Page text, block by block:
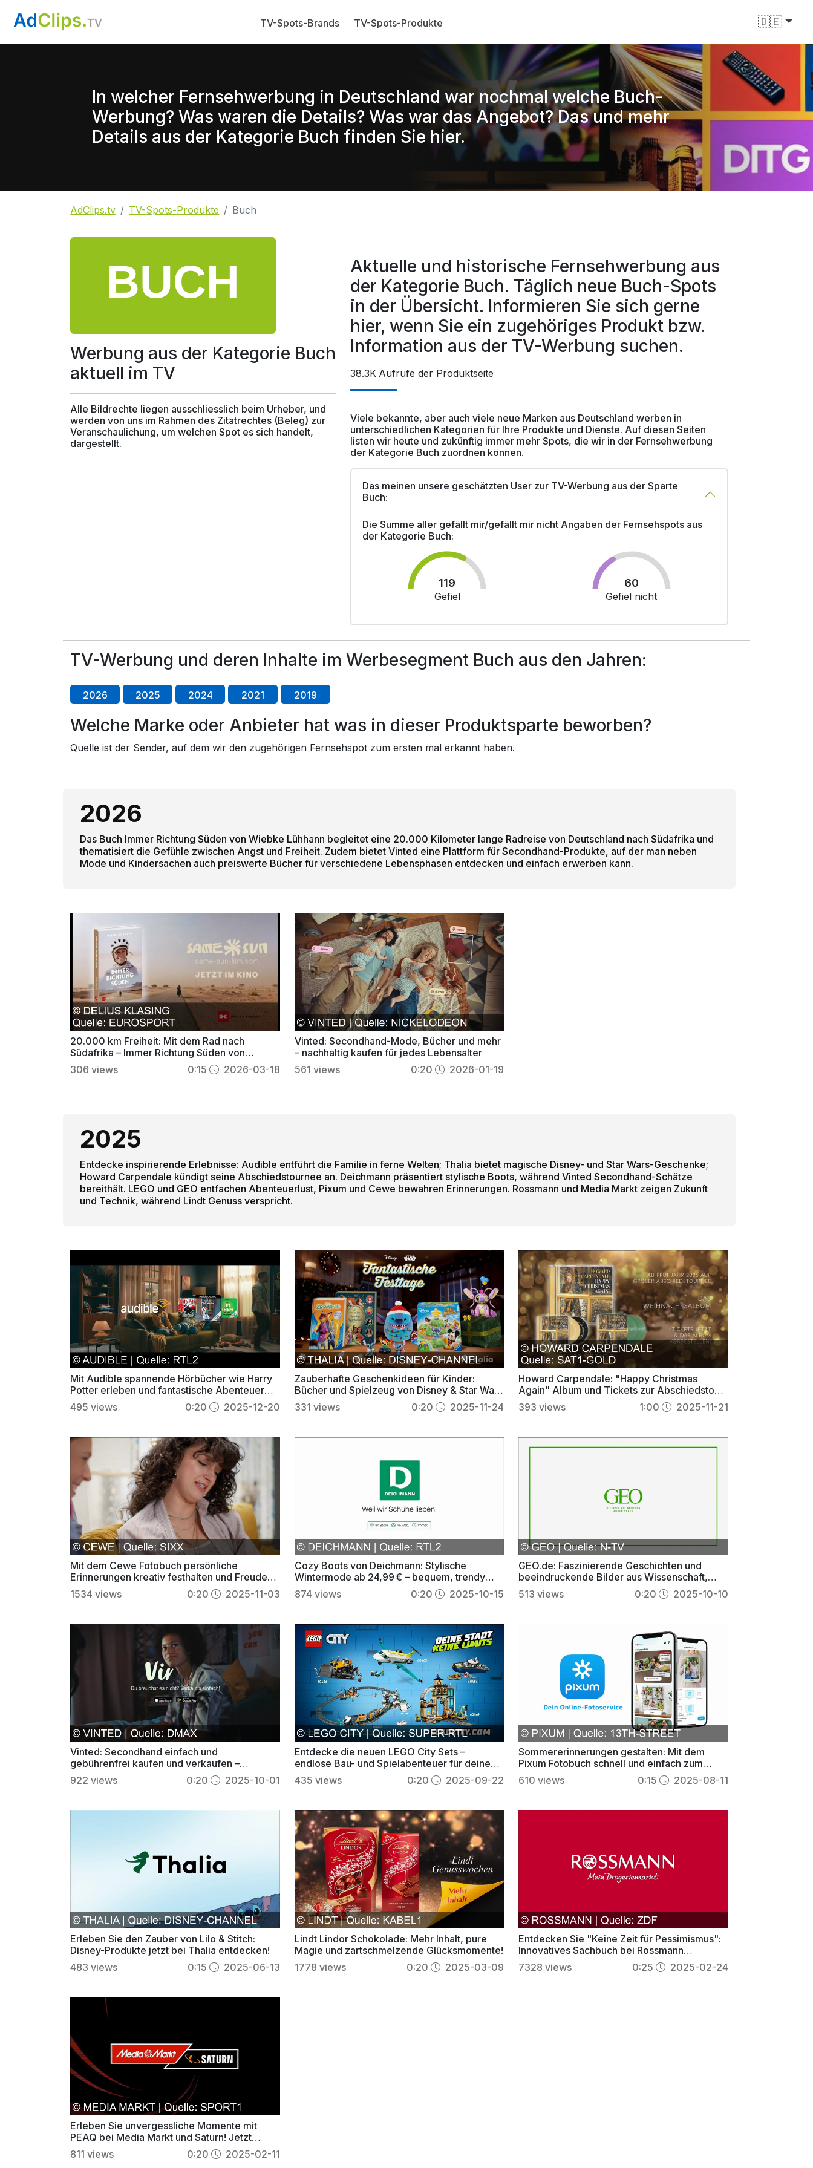
TV-Spots-Brands TV-Spots-Produkte 🇩🇪
In welcher Fernsehwerbung in Deutschland war nochmal welche Buch-
Werbung? Was waren die Details? Was war das Angebot? Das und mehr
Details aus der Kategorie Buch finden Sie hier.
AdClips.tv TV-Spots-Produkte Buch
Werbung aus der Kategorie Buch
aktuell im TV
Alle Bildrechte liegen ausschliesslich beim Urheber, und
werden von uns im Rahmen des Zitatrechtes (Beleg) zur
Veranschaulichung, um welchen Spot es sich handelt,
dargestellt.
Aktuelle und historische Fernsehwerbung aus
der Kategorie Buch. Täglich neue Buch-Spots
in der Übersicht. Informieren Sie sich gerne
hier, wenn Sie ein zugehöriges Produkt bzw.
Information aus der TV-Werbung suchen.
38.3K Aufrufe der Produktseite
Viele bekannte, aber auch viele neue Marken aus Deutschland werben in
unterschiedlichen Kategorien für Ihre Produkte und Dienste. Auf diesen Seiten
listen wir heute und zukünftig immer mehr Spots, die wir in der Fernsehwerbung
der Kategorie Buch zuordnen können.
Das meinen unsere geschätzten User zur TV-Werbung aus der Sparte
Buch:
Die Summe aller gefällt mir/gefällt mir nicht Angaben der Fernsehspots aus
der Kategorie Buch:
119
Gefiel
60
Gefiel nicht
TV-Werbung und deren Inhalte im Werbesegment Buch aus den Jahren:
2026 2025 2024 2021 2019
Welche Marke oder Anbieter hat was in dieser Produktsparte beworben?
Quelle ist der Sender, auf dem wir den zugehörigen Fernsehspot zum ersten mal erkannt haben.
2026
Das Buch Immer Richtung Süden von Wiebke Lühhann begleitet eine 20.000 Kilometer lange Radreise von Deutschland nach Südafrika und
thematisiert die Gefühle zwischen Angst und Freiheit. Zudem bietet Vinted eine Plattform für Secondhand-Produkte, auf der man neben
Mode und Kindersachen auch preiswerte Bücher für verschiedene Lebensphasen entdecken und einfach erwerben kann.
20.000 km Freiheit: Mit dem Rad nach
Südafrika – Immer Richtung Süden von
Wiebke Lühmann
306 views 0:15 2026-03-18
Vinted: Secondhand-Mode, Bücher und mehr
– nachhaltig kaufen für jedes Lebensalter
561 views 0:20 2026-01-19
2025
Entdecke inspirierende Erlebnisse: Audible entführt die Familie in ferne Welten; Thalia bietet magische Disney- und Star Wars-Geschenke;
Howard Carpendale kündigt seine Abschiedstournee an. Deichmann präsentiert stylische Boots, während Vinted Secondhand-Schätze
bereithält. LEGO und GEO entfachen Abenteuerlust, Pixum und Cewe bewahren Erinnerungen. Rossmann und Media Markt zeigen Zukunft
und Technik, während Lindt Genuss verspricht.
Mit Audible spannende Hörbücher wie Harry
Potter erleben und fantastische Abenteuer
auf dem Sofa genießen
495 views 0:20 2025-12-20
Zauberhafte Geschenkideen für Kinder:
Bücher und Spielzeug von Disney & Star Wars
bei Thalia
331 views 0:20 2025-11-24
Howard Carpendale: "Happy Christmas
Again" Album und Tickets zur Abschiedstour
2026 jetzt sichern
393 views 1:00 2025-11-21
Mit dem Cewe Fotobuch persönliche
Erinnerungen kreativ festhalten und Freude
verschenken
1534 views 0:20 2025-11-03
Cozy Boots von Deichmann: Stylische
Wintermode ab 24,99 € – bequem, trendy
und preiswert
874 views 0:20 2025-10-15
GEO.de: Faszinierende Geschichten und
beeindruckende Bilder aus Wissenschaft,
Natur und Gesellschaft
513 views 0:20 2025-10-10
Vinted: Secondhand einfach und
gebührenfrei kaufen und verkaufen –
entdecke zahlreiche Kategorien
922 views 0:20 2025-10-01
Entdecke die neuen LEGO City Sets –
endlose Bau- und Spielabenteuer für deine
eigene Stadt
435 views 0:20 2025-09-22
Sommererinnerungen gestalten: Mit dem
Pixum Fotobuch schnell und einfach zum
persönlichen Unikat
610 views 0:15 2025-08-11
Erleben Sie den Zauber von Lilo & Stitch:
Disney-Produkte jetzt bei Thalia entdecken!
483 views 0:15 2025-06-13
Lindt Lindor Schokolade: Mehr Inhalt, pure
Magie und zartschmelzende Glücksmomente!
1778 views 0:20 2025-03-09
Entdecken Sie "Keine Zeit für Pessimismus":
Innovatives Sachbuch bei Rossmann
erhältlich!
7328 views 0:25 2025-02-24
Erleben Sie unvergessliche Momente mit
PEAQ bei Media Markt und Saturn! Jetzt
inspirieren lassen!
811 views 0:20 2025-02-11